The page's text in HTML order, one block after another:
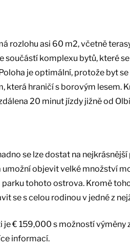
rozlohu asi 60 m2, včetně
součástí komplexu bytů, které
je optimální, protože byt
která hraničí s borovým lesem.
20 minut jízdy jižně od
se lze dostat na
objevit velké množství
tohoto ostrova. Kromě
se s celou rodinou v jedné z
€ 159,000 s možností výměny
informací.